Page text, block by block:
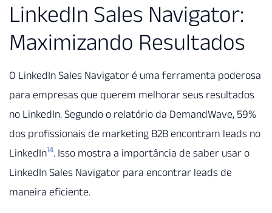
LinkedIn Sales Navigator:
Maximizando Resultados
O LinkedIn Sales Navigator é uma ferramenta poderosa
para empresas que querem melhorar seus resultados
no LinkedIn. Segundo o relatório da DemandWave, 59%
dos profissionais de marketing B2B encontram leads no
LinkedIn14. Isso mostra a importância de saber usar o
LinkedIn Sales Navigator para encontrar leads de
maneira eficiente.